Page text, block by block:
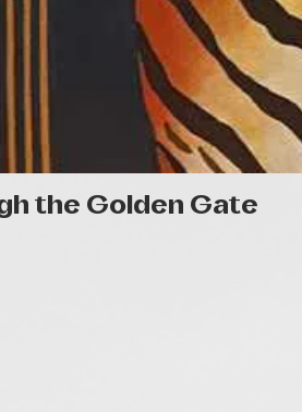
the Golden Gate